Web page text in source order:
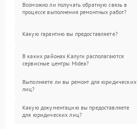
Возможно ли получать обратную связь в
процессе выполнения ремонтных работ?
Какую гарантию вы предоставляете?
В каких районах Калуги располагаются
сервисные центры Midea?
Выполняете ли вы ремонт для юридических
лиц?
Какую документацию вы предоставляете
для юридических лиц?